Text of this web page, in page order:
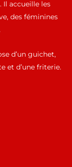
Il accueille les
des féminines
d’un guichet,
et d’une friterie.